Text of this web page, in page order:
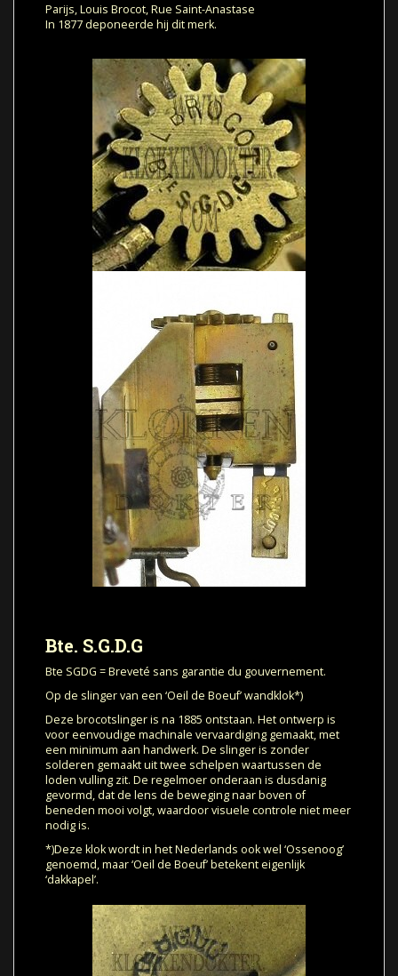
Parijs, Louis Brocot, Rue Saint-Anastase
In 1877 deponeerde hij dit merk.
Bte. S.G.D.G
Bte SGDG = Breveté sans garantie du gouvernement.
Op de slinger van een ‘Oeil de Boeuf’ wandklok*)
Deze brocotslinger is na 1885 ontstaan. Het ontwerp is
voor eenvoudige machinale vervaardiging gemaakt, met
een minimum aan handwerk. De slinger is zonder
solderen gemaakt uit twee schelpen waartussen de
loden vulling zit. De regelmoer onderaan is dusdanig
gevormd, dat de lens de beweging naar boven of
beneden mooi volgt, waardoor visuele controle niet meer
nodig is.
*)Deze klok wordt in het Nederlands ook wel ‘Ossenoog’
genoemd, maar ‘Oeil de Boeuf’ betekent eigenlijk
‘dakkapel’.